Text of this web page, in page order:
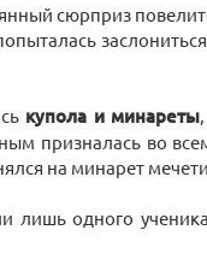
сюрприз
купола и минареты
призналась во
на минарет мечети.
одного